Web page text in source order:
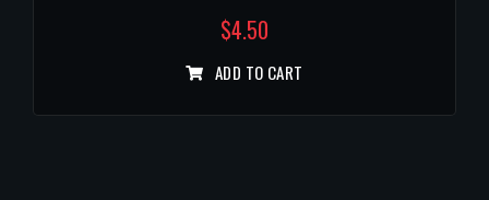
$4.50
ADD TO CART